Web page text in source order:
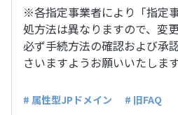
※各指定事業者により「指定
処方法は異なりますので、変
必ず手続方法の確認および承
さいますようお願いいたします
# 属性型JPドメイン # 旧FAQ